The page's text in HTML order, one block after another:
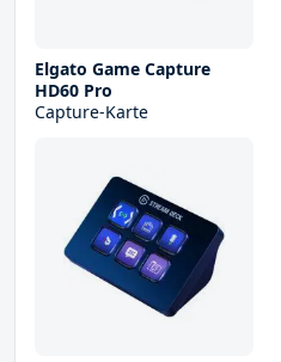
Elgato Game Capture
HD60 Pro
Capture-Karte